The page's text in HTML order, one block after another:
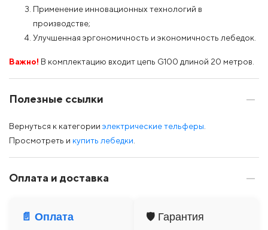
Применение инновационных технологий в
производстве;
Улучшенная эргономичность и экономичность лебедок.
Важно! В комплектацию входит цепь G100 длиной 20 метров.
Полезные ссылки
Вернуться к категории электрические тельферы
Просмотреть и купить лебедки
Оплата и доставка
📄 Оплата 🛡️ Гарантия